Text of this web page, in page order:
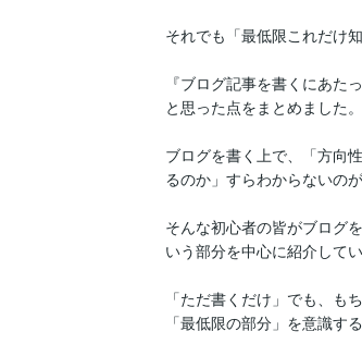
それでも「最低限これだけ
『ブログ記事を書くにあた
と思った点をまとめました。
ブログを書く上で、「方向
るのか」すらわからないの
そんな初心者の皆がブログ
いう部分を中心に紹介してい
「ただ書くだけ」でも、も
「最低限の部分」を意識す